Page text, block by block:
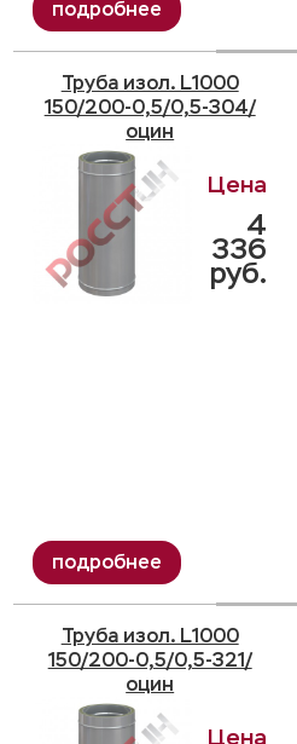
Труба изол. L1000
150/200-0,5/0,5-304/
оцин
4
336
руб.
Труба изол. L1000
150/200-0,5/0,5-321/
оцин